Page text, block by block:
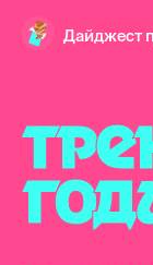
Дайджест
ТРЕ
ГОД